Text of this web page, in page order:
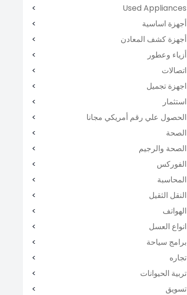
Used Appliances
أجهزة اساسية
أجهزة كشف المعادن
أزياء وعطور
اتصالات
اجهزة تجميل
استثمار
الحصول علي رقم أمريكي مجانا
الصحة
الصحة والرجيم
الفوركس
المحاسبة
النقل الثقيل
الهواتف
انواع العسل
برامج سياحة
تجاره
تربية الحيوانات
تسويق